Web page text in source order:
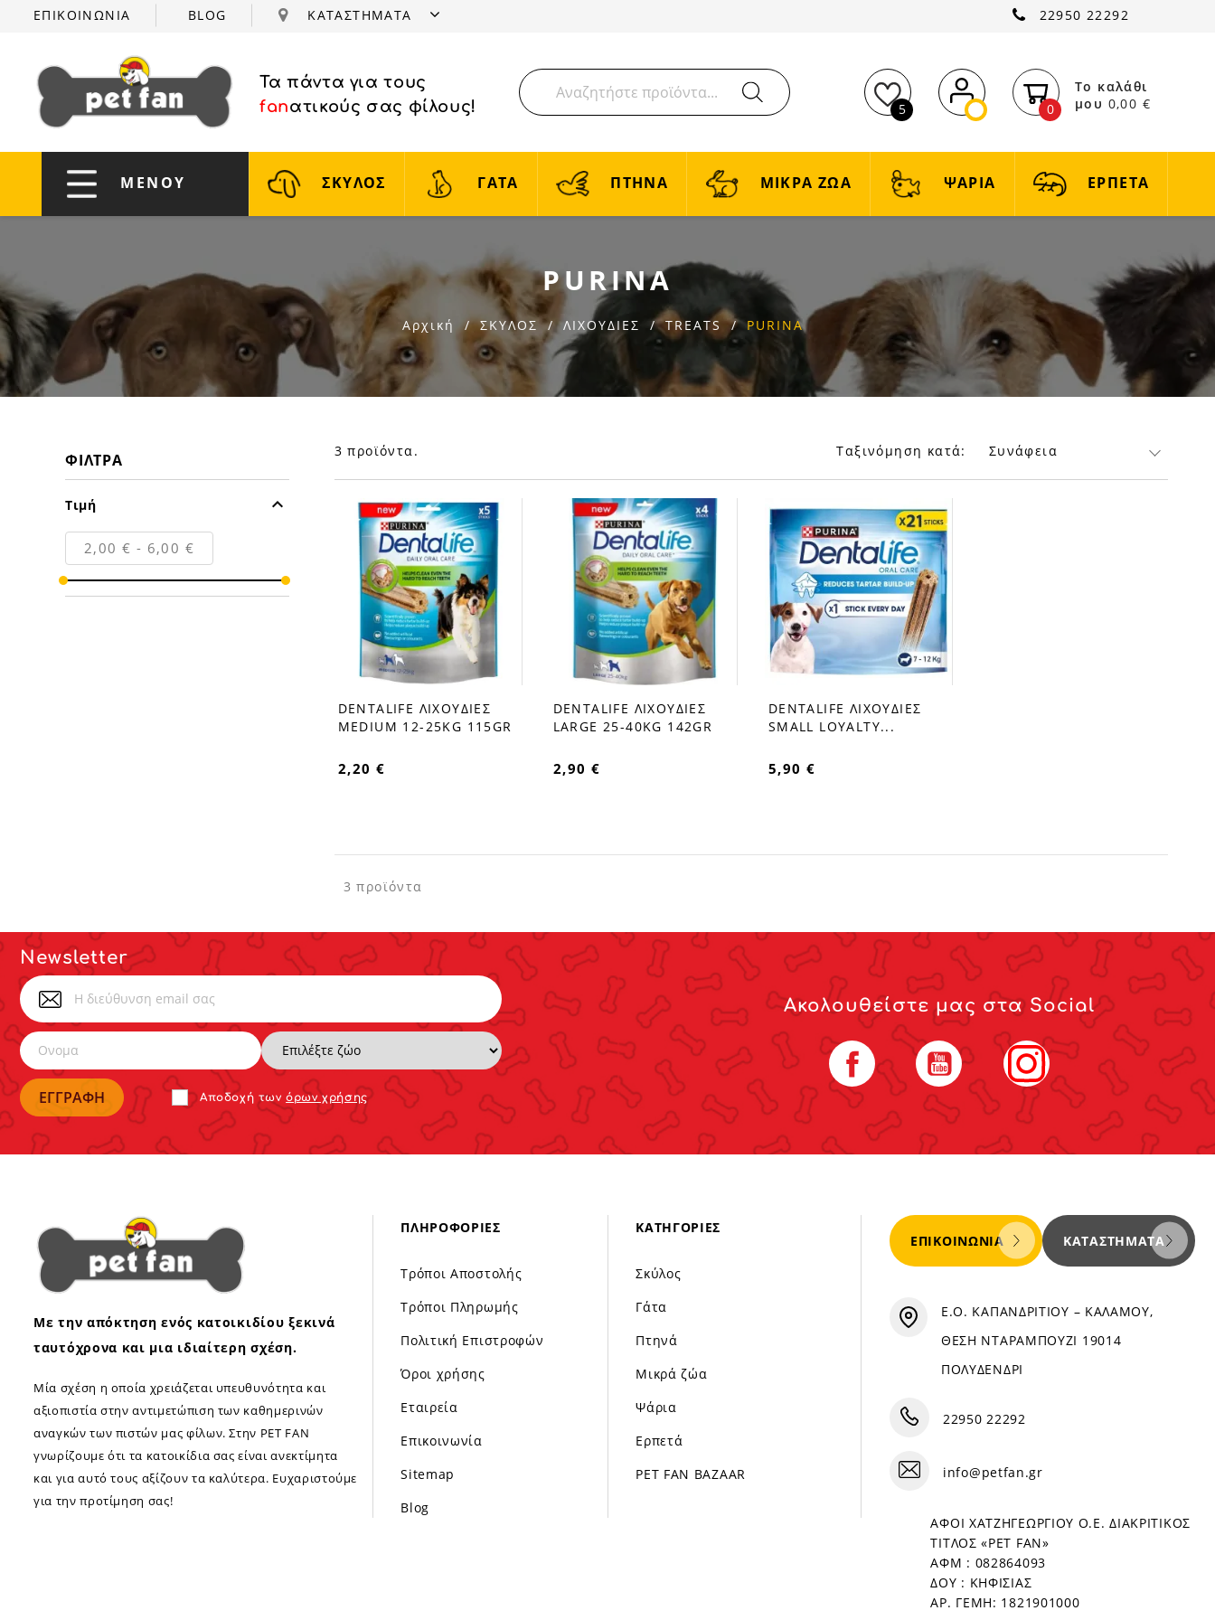
ΕΠΙΚΟΙΝΩΝΙΑ BLOG ΚΑΤΑΣΤΗΜΑΤΑ 22950 22292
Τα πάντα για τους
fanατικούς σας φίλους! 5 0
Το καλάθι
μου 0,00 €
ΜΕΝΟΥ ΣΚΥΛΟΣ ΓΑΤΑ ΠΤΗΝΑ ΜΙΚΡΑ ΖΩΑ ΨΑΡΙΑ ΕΡΠΕΤΑ
PURINA
Αρχική ΣΚΥΛΟΣ ΛΙΧΟΥΔΙΕΣ TREATS PURINA
ΦΊΛΤΡΑ
Τιμή 
2,00 € - 6,00 €
3 προϊόντα. Ταξινόμηση κατά: Συνάφεια
favorite_border
DENTALIFE ΛΙΧΟΥΔΙΕΣ
MEDIUM 12-25KG 115GR
2,20 €
favorite_border
DENTALIFE ΛΙΧΟΥΔΙΕΣ
LARGE 25-40KG 142GR
2,90 €
favorite_border
DENTALIFE ΛΙΧΟΥΔΙΕΣ
SMALL LOYALTY...
5,90 €
3 προϊόντα
Newsletter
Αποδoχή τωνόρων χρήσης
Ακολουθείστε μας στα Social
Facebook YouTube Instagram
Με την απόκτηση ενός κατοικιδίου ξεκινά
ταυτόχρονα και μια ιδιαίτερη σχέση.
Μία σχέση η οποία χρειάζεται υπευθυνότητα και
αξιοπιστία στην αντιμετώπιση των καθημερινών
αναγκών των πιστών μας φίλων. Στην PET FAN
γνωρίζουμε ότι τα κατοικίδια σας είναι ανεκτίμητα
και για αυτό τους αξίζουν τα καλύτερα. Ευχαριστούμε
για την προτίμηση σας!
ΠΛΗΡΟΦΟΡΊΕΣ
Τρόποι Αποστολής
Τρόποι Πληρωμής
Πολιτική Επιστροφών
Όροι χρήσης
Εταιρεία
Επικοινωνία
Sitemap
Blog
ΚΑΤΗΓΟΡΊΕΣ
Σκύλος
Γάτα
Πτηνά
Μικρά ζώα
Ψάρια
Ερπετά
PET FAN BAZAAR
ΕΠΙΚΟΙΝΩΝΊΑ ΚΑΤΑΣΤΉΜΑΤΑ
Ε.Ο. ΚΑΠΑΝΔΡΙΤΙΟΥ – ΚΑΛΑΜΟΥ,
ΘΕΣΗ ΝΤΑΡΑΜΠΟΥΖΙ 19014
ΠΟΛΥΔΕΝΔΡΙ
22950 22292
info@petfan.gr
ΑΦΟΙ ΧΑΤΖΗΓΕΩΡΓΙΟΥ Ο.Ε. ΔΙΑΚΡΙΤΙΚΟΣ
ΤΙΤΛΟΣ «PET FAN»
ΑΦΜ : 082864093
ΔΟΥ : ΚΗΦΙΣΙΑΣ
ΑΡ. ΓΕΜΗ: 1821901000